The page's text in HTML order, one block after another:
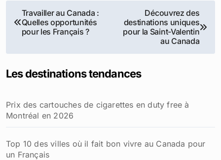
Navigation
de
l’article
Travailler au Canada :
Quelles opportunités
pour les Français ?
Découvrez des
destinations uniques
pour la Saint-Valentin
au Canada
Les destinations tendances
Prix des cartouches de cigarettes en duty free à
Montréal en 2026
Top 10 des villes où il fait bon vivre au Canada pour
un Français